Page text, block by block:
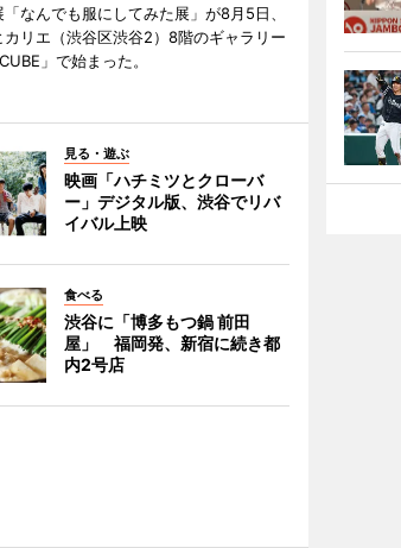
なんでも服にしてみた展」が8月5日、
カリエ（渋谷区渋谷2）8階のギャラリー
」で始まった。
見る・遊ぶ
映画「ハチミツとクローバ
ー」デジタル版、渋谷でリバ
イバル上映
食べる
渋谷に「博多もつ鍋 前田
屋」 福岡発、新宿に続き都
内2号店